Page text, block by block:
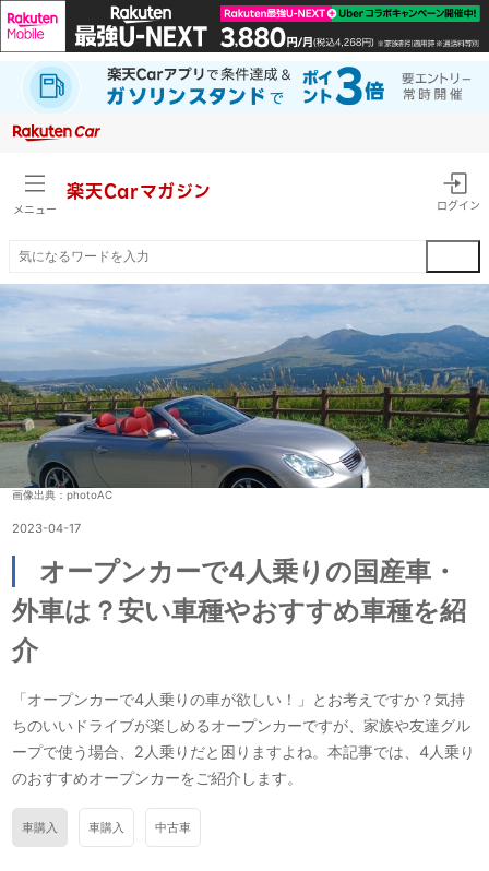
メニュー
楽天Carマガジン
ログイン
画像出典：photoAC
2023-04-17
オープンカーで4人乗りの国産車・
外車は？安い車種やおすすめ車種を紹
介
「オープンカーで4人乗りの車が欲しい！」とお考えですか？気持
ちのいいドライブが楽しめるオープンカーですが、家族や友達グル
ープで使う場合、2人乗りだと困りますよね。本記事では、4人乗り
のおすすめオープンカーをご紹介します。
車購入 車購入 中古車